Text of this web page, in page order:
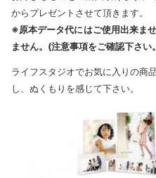
からプレゼントさせて頂きます。
※原本データ代にはご使用出来ま
ません。(注意事項をご確認下さい
ライフスタジオでお気に入りの商
し、ぬくもりを感じて下さい。